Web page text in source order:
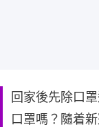
回家後先除口
口罩嗎？隨着